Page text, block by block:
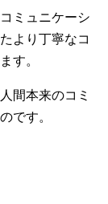
ミュニケーシ
より丁寧なコ
す。
間本来のコミ
です。